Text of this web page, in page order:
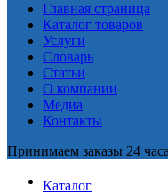
Главная страница
Каталог товаров
Услуги
Словарь
Статьи
О компании
Медиа
Контакты
Принимаем заказы 24
Каталог